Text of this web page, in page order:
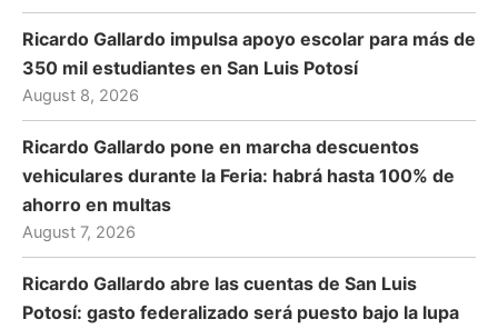
Ricardo Gallardo impulsa apoyo escolar para más de
350 mil estudiantes en San Luis Potosí
August 8, 2026
Ricardo Gallardo pone en marcha descuentos
vehiculares durante la Feria: habrá hasta 100% de
ahorro en multas
August 7, 2026
Ricardo Gallardo abre las cuentas de San Luis
Potosí: gasto federalizado será puesto bajo la lupa